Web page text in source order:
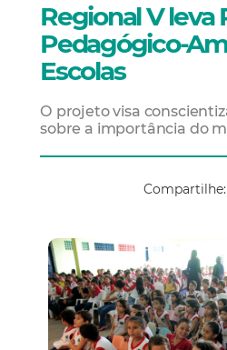
Regional V leva
Pedagógico-
Escolas
O projeto visa
sobre a importância do
Compartilhe: